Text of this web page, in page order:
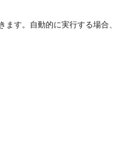
す。自動的に実行する場合、